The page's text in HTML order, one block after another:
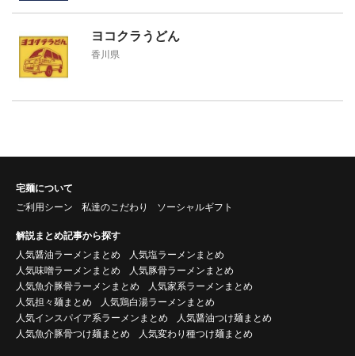
ヨコクラうどん
香川県
宅麺について
ご利用シーン
私達のこだわり ソーシャルギフト
解説まとめ記事から探す
人気醤油ラーメンまとめ
人気塩ラーメンまとめ
人気味噌ラーメンまとめ
人気豚骨ラーメンまとめ
人気魚介豚骨ラーメンまとめ
人気家系ラーメンまとめ
人気担々麺まとめ
人気鶏白湯ラーメンまとめ
人気インスパイア系ラーメンまとめ
人気醤油つけ麺まとめ
人気魚介豚骨つけ麺まとめ
人気変わり種つけ麺まとめ